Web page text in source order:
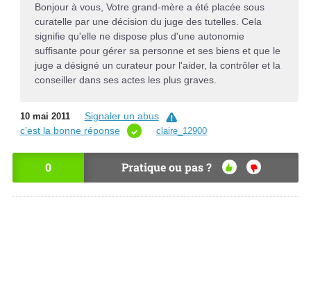
Bonjour à vous, Votre grand-mère a été placée sous
curatelle par une décision du juge des tutelles. Cela
signifie qu'elle ne dispose plus d'une autonomie
suffisante pour gérer sa personne et ses biens et que le
juge a désigné un curateur pour l'aider, la contrôler et la
conseiller dans ses actes les plus graves.
10 mai 2011
Signaler un abus
c’est la bonne réponse
claire_12900
0 Pratique ou pas ?
OU
I
NO